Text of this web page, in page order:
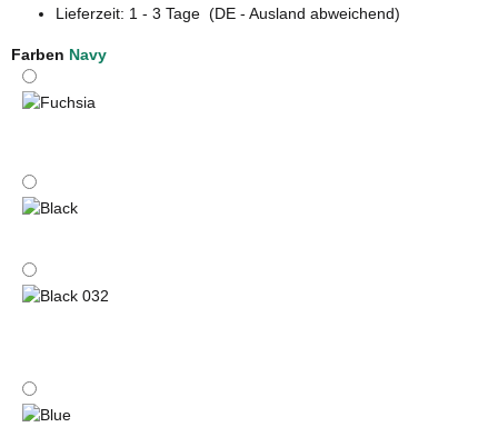
Lieferzeit: 1 - 3 Tage (DE - Ausland abweichend)
Farben Navy
Fuchsia
Black
Black 032